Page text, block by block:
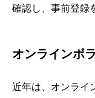
確認し、事前登録
オンラインボ
近年は、オンライ